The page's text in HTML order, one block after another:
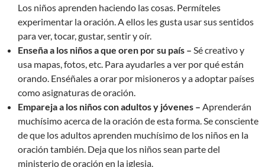
Los niños aprenden haciendo las cosas. Permíteles
experimentar la oración. A ellos les gusta usar sus sentidos
para ver, tocar, gustar, sentir y oír.
Enseña a los niños a que oren por su país – Sé creativo y
usa mapas, fotos, etc. Para ayudarles a ver por qué están
orando. Enséñales a orar por misioneros y a adoptar países
como asignaturas de oración.
Empareja a los niños con adultos y jóvenes – Aprenderán
muchísimo acerca de la oración de esta forma. Se consciente
de que los adultos aprenden muchísimo de los niños en la
oración también. Deja que los niños sean parte del
ministerio de oración en la iglesia.